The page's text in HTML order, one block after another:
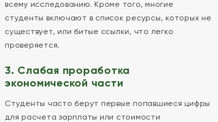
всему исследованию. Кроме того, многие
студенты включают в список ресурсы, которых не
существует, или битые ссылки, что легко
проверяется.
3. Слабая проработка
экономической части
Студенты часто берут первые попавшиеся цифры
для расчета зарплаты или стоимости